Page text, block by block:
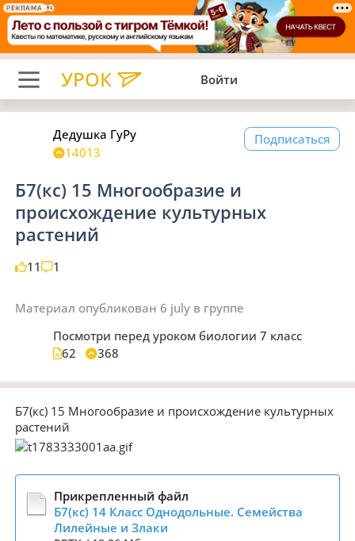
РЕКЛАМА
УРОК Войти
Дедушка ГуРу
14013
Подписаться
Б7(кс) 15 Многообразие и
происхождение культурных
растений
11 1
Материал опубликован 6 july в группе
Посмотри перед уроком биологии 7 класс
62
368
Б7(кс) 15 Многообразие и происхождение культурных
растений
Б7(кс) 14 Класс Однодольные. Семейства
Лилейные и Злаки